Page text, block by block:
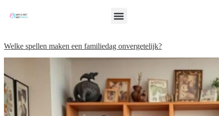
Welke spellen maken een familiedag onvergetelijk?